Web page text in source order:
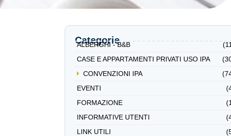
Categorie
ALBERGHI - B&B
CASE E APPARTAMENTI PRIVATI USO IPA
CONVENZIONI IPA
EVENTI
FORMAZIONE
INFORMATIVE UTENTI
LINK UTILI